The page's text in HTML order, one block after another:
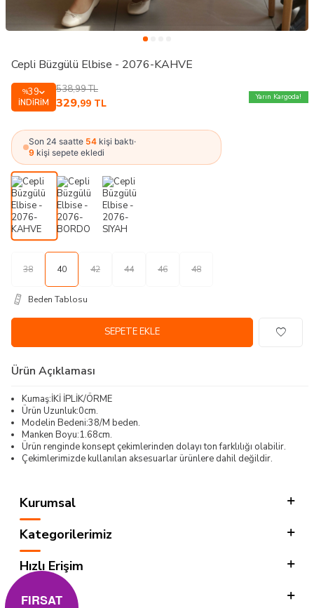
Cepli Büzgülü Elbise - 2076-KAHVE
%39
İNDIRIM
538,99TL
329,99 TL
Yarın Kargoda!
Son 24 saatte 54 kişi baktı·
9 kişi sepete ekledi
38 40 42 44 46 48
Beden Tablosu
SEPETE EKLE
Ürün Açıklaması
Kumaş:İKİ İPLİK/ÖRME
Ürün Uzunluk:0cm.
Modelin Bedeni:38/M beden.
Manken Boyu:1.68cm.
Ürün renginde konsept çekimlerinden dolayı ton farklılığı olabilir.
Çekimlerimizde kullanılan aksesuarlar ürünlere dahil değildir.
Kurumsal
Kategorilerimiz
Hızlı Erişim
Sosyal
FIRSAT